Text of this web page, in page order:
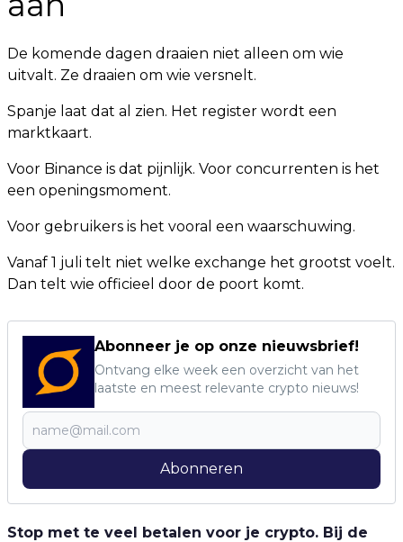
De komende dagen draaien niet alleen om wie
uitvalt. Ze draaien om wie versnelt.
Spanje laat dat al zien. Het register wordt een
marktkaart.
Voor Binance is dat pijnlijk. Voor concurrenten is het
een openingsmoment.
Voor gebruikers is het vooral een waarschuwing.
Vanaf 1 juli telt niet welke exchange het grootst voelt.
Dan telt wie officieel door de poort komt.
Abonneer je op onze nieuwsbrief!
Ontvang elke week een overzicht van het
laatste en meest relevante crypto nieuws!
Abonneren
Stop met te veel betalen voor je crypto. Bij de